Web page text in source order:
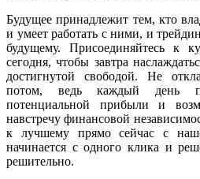
Будущее принадлежит тем, кто
и умеет работать с ними, и
будущему. Присоединяйтесь к
сегодня, чтобы завтра
достигнутой свободой. Не
потом, ведь каждый день
потенциальной прибыли и
навстречу финансовой
к лучшему прямо сейчас с
начинается с одного клика и
решительно.